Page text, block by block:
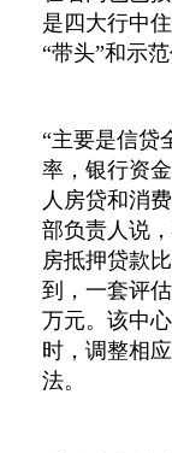
是四大行中
“带头”和示
“主要是信贷
率，银行资
人房贷和消
部负责人说
房抵押贷款
到，一套评
万元。该中
时，调整相
法。